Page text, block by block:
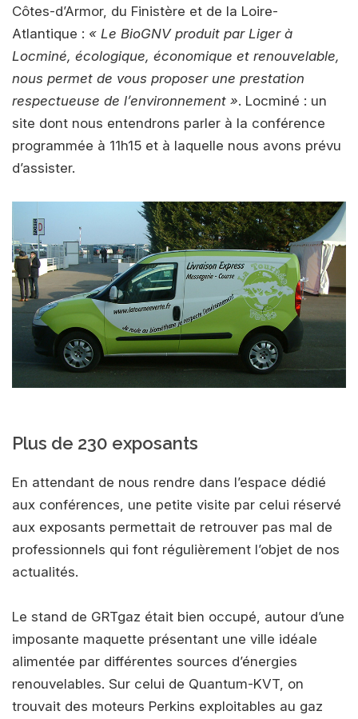
Côtes-d’Armor, du Finistère et de la Loire-
Atlantique : « Le BioGNV produit par Liger à
Locminé, écologique, économique et renouvelable,
nous permet de vous proposer une prestation
respectueuse de l’environnement ». Locminé : un
site dont nous entendrons parler à la conférence
programmée à 11h15 et à laquelle nous avons prévu
d’assister.
Plus de 230 exposants
En attendant de nous rendre dans l’espace dédié
aux conférences, une petite visite par celui réservé
aux exposants permettait de retrouver pas mal de
professionnels qui font régulièrement l’objet de nos
actualités.
Le stand de GRTgaz était bien occupé, autour d’une
imposante maquette présentant une ville idéale
alimentée par différentes sources d’énergies
renouvelables. Sur celui de Quantum-KVT, on
trouvait des moteurs Perkins exploitables au gaz